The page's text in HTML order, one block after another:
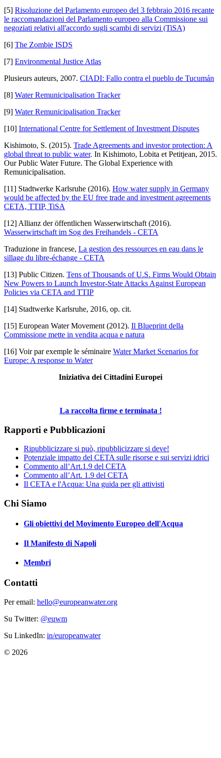
[5] Risoluzione del Parlamento europeo del 3 febbraio 2016 recante
le raccomandazioni del Parlamento europeo alla Commissione sui
negoziati relativi all'accordo sugli scambi di servizi (TiSA)
[6] The Zombie ISDS
[7] Environmental Justice Atlas
Plusieurs auteurs, 2007. CIADI: Fallo contra el pueblo de Tucumán
[8] Water Remunicipalisation Tracker
[9] Water Remunicipalisation Tracker
[10] International Centre for Settlement of Investment Disputes
Kishimoto, S. (2015). Trade Agreements and investor protection: A
global threat to public water. In Kishimoto, Lobita et Petitjean, 2015.
Our Public Water Future. The Global Experience with
Remunicipalisation.
[11] Stadtwerke Karlsruhe (2016). How water supply in Germany
would be affected by the EU free trade and investment agreements
CETA, TTIP, TiSA
[12] Allianz der öffentlichen Wasserwirtschaft (2016).
Wasserwirtschaft im Sog des Freihandels - CETA
Traduzione in francese, La gestion des ressources en eau dans le
sillage du libre-échange - CETA
[13] Public Citizen. Tens of Thousands of U.S. Firms Would Obtain
New Powers to Launch Investor-State Attacks Against European
Policies via CETA and TTIP
[14] Stadtwerke Karlsruhe, 2016, op. cit.
[15] European Water Movement (2012). Il Blueprint della
Commissione mette in vendita acqua e natura
[16] Voir par exemple le séminaire Water Market Scenarios for
Europe: A response to Water
Iniziativa dei Cittadini Europei
La raccolta firme e terminata !
Rapporti e Pubblicazioni
Ripubblicizzare si può, ripubblicizzare si deve!
Potenziale impatto del CETA sulle risorse e sui servizi idrici
Commento all’Art.1.9 del CETA
Commento all’Art. 1.9 del CETA
Il CETA e l'Acqua: Una guida per gli attivisti
Chi Siamo
Gli obiettivi del Movimento Europeo dell'Acqua
Il Manifesto di Napoli
Membri
Contatti
Per email: hello@europeanwater.org
Su Twitter: @euwm
Su LinkedIn: in/europeanwater
© 2026